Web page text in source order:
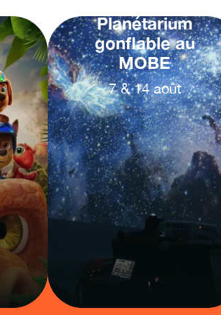
Planétarium
gonflable au
MOBE
7 & 14 août